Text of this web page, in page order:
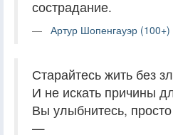
сострадание.
Артур Шопенгауэр (100+)
Старайтесь жить без
И не искать причины
Вы улыбнитесь,
—